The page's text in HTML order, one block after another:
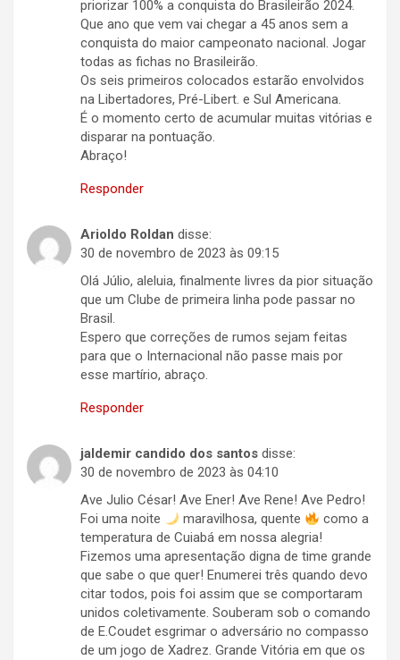
priorizar 100% a conquista do Brasileirão 2024.
Que ano que vem vai chegar a 45 anos sem a
conquista do maior campeonato nacional. Jogar
todas as fichas no Brasileirão.
Os seis primeiros colocados estarão envolvidos
na Libertadores, Pré-Libert. e Sul Americana.
É o momento certo de acumular muitas vitórias e
disparar na pontuação.
Abraço!
Responder
Arioldo Roldan disse:
30 de novembro de 2023 às 09:15
Olá Júlio, aleluia, finalmente livres da pior situação
que um Clube de primeira linha pode passar no
Brasil.
Espero que correções de rumos sejam feitas
para que o Internacional não passe mais por
esse martírio, abraço.
Responder
jaldemir candido dos santos disse:
30 de novembro de 2023 às 04:10
Ave Julio César! Ave Ener! Ave Rene! Ave Pedro!
Foi uma noite
maravilhosa, quente
como a
temperatura de Cuiabá em nossa alegria!
Fizemos uma apresentação digna de time grande
que sabe o que quer! Enumerei três quando devo
citar todos, pois foi assim que se comportaram
unidos coletivamente. Souberam sob o comando
de E.Coudet esgrimar o adversário no compasso
de um jogo de Xadrez. Grande Vitória em que os